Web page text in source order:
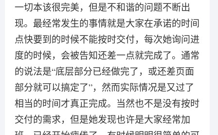
一切本该很完美，但是不和谐的问题不断出
现。最经常发生的事情就是大家在承诺的时间
点快要到的时候不能按时交付，每次她询问进
度的时候，会被告知还差一点就完成了。通常
的说法是“底层部分已经做完了，或还差页面
部分就可以搞定了”，然而实际情况是又过了
相当的时间才真正完成。当然也不是没有按时
交付的需求，但是她发现也许是大家经常加